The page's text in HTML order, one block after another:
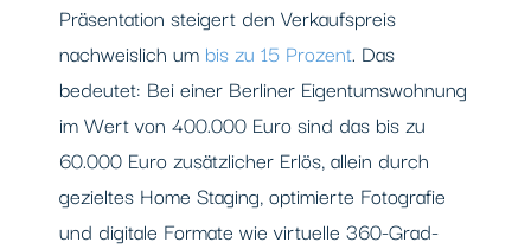
Präsentation steigert den Verkaufspreis
nachweislich um bis zu 15 Prozent. Das
bedeutet: Bei einer Berliner Eigentumswohnung
im Wert von 400.000 Euro sind das bis zu
60.000 Euro zusätzlicher Erlös, allein durch
gezieltes Home Staging, optimierte Fotografie
und digitale Formate wie virtuelle 360-Grad-